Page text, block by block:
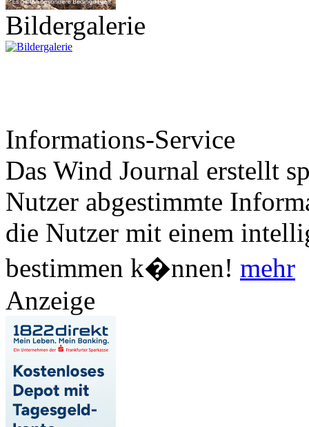
Bildergalerie
Informations-Service
Das Wind Journal erstellt
Nutzer abgestimmte
die Nutzer mit einem
bestimmen k�nnen! mehr
Anzeige